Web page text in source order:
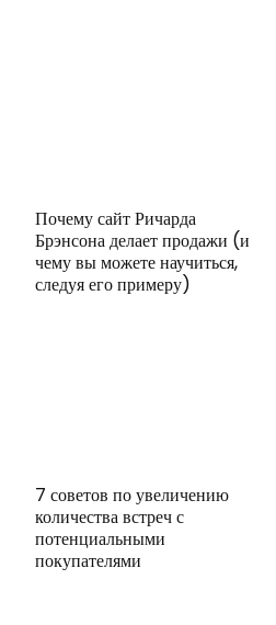
Почему сайт Ричарда
Брэнсона делает продажи (и
чему вы можете научиться,
следуя его примеру)
7 советов по увеличению
количества встреч с
потенциальными
покупателями